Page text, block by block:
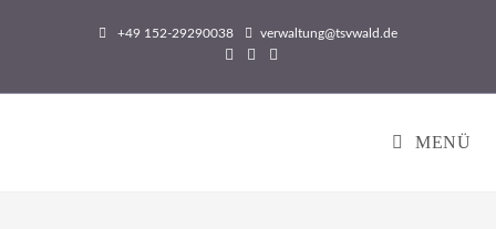
+49 152-29290038 verwaltung@tsvwald.de
MENÜ